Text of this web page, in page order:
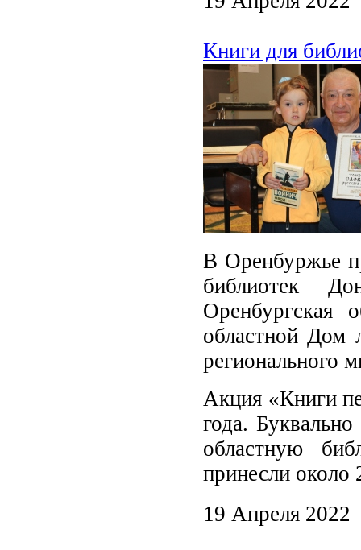
Книги для
В Оренбуржье
библиотек
Оренбургская
областной Дом
регионального
Акция «Книги
года.
областную
принесли около
19 Апреля 2022